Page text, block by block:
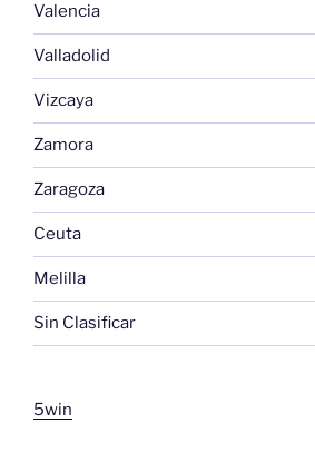
Valencia
Valladolid
Vizcaya
Zamora
Zaragoza
Ceuta
Melilla
Sin Clasificar
5win